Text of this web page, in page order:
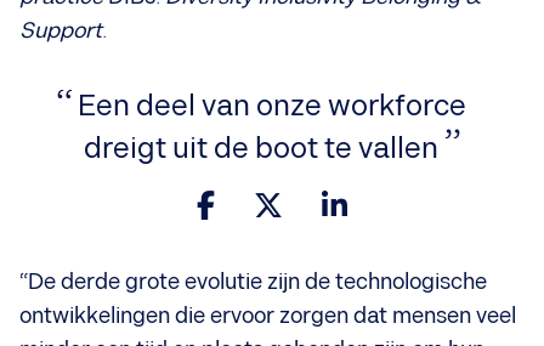
Support.
Een deel van onze workforce
dreigt uit de boot te vallen
“De derde grote evolutie zijn de technologische
ontwikkelingen die ervoor zorgen dat mensen veel